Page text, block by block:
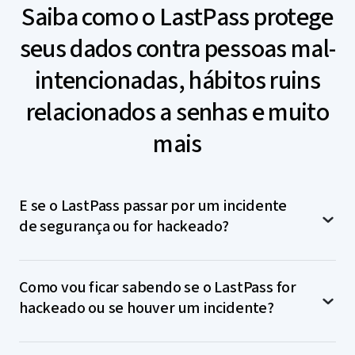
Saiba como o LastPass protege
seus dados contra pessoas mal-
intencionadas, hábitos ruins
relacionados a senhas e muito
mais
E se o LastPass passar por um incidente
de segurança ou for hackeado?
conhecimento zero, só você (e mais ninguém!) tem
acesso descriptografado a sua senha mestre, cofre e
autorizado seja concedido ao seu cofre, usamos
Como vou ficar sabendo se o LastPass for
hackeado ou se houver um incidente?